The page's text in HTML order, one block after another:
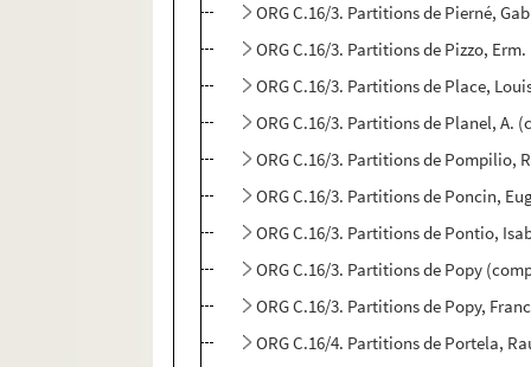
ORG C.16/3. Partitions de Pierné,
ORG C.16/3. Partitions de Pizzo,
ORG C.16/3. Partitions de Place,
ORG C.16/3. Partitions de Planel, A.
ORG C.16/3. Partitions de Pompilio,
ORG C.16/3. Partitions de Poncin,
ORG C.16/3. Partitions de Pontio,
ORG C.16/3. Partitions de Popy
ORG C.16/3. Partitions de Popy,
ORG C.16/4. Partitions de Portela,